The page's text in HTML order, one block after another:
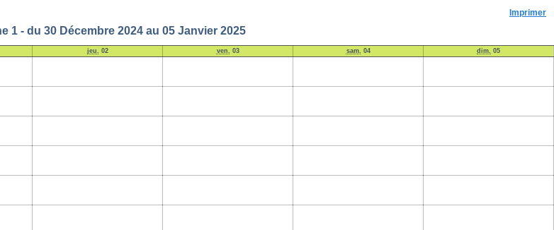
Imprimer
1 - du 30 Décembre 2024 au 05 Janvier 2025
jeu. 02 ven. 03 sam. 04 dim. 05